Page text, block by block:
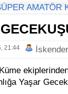
AMATÖR
21:44
Yaşar